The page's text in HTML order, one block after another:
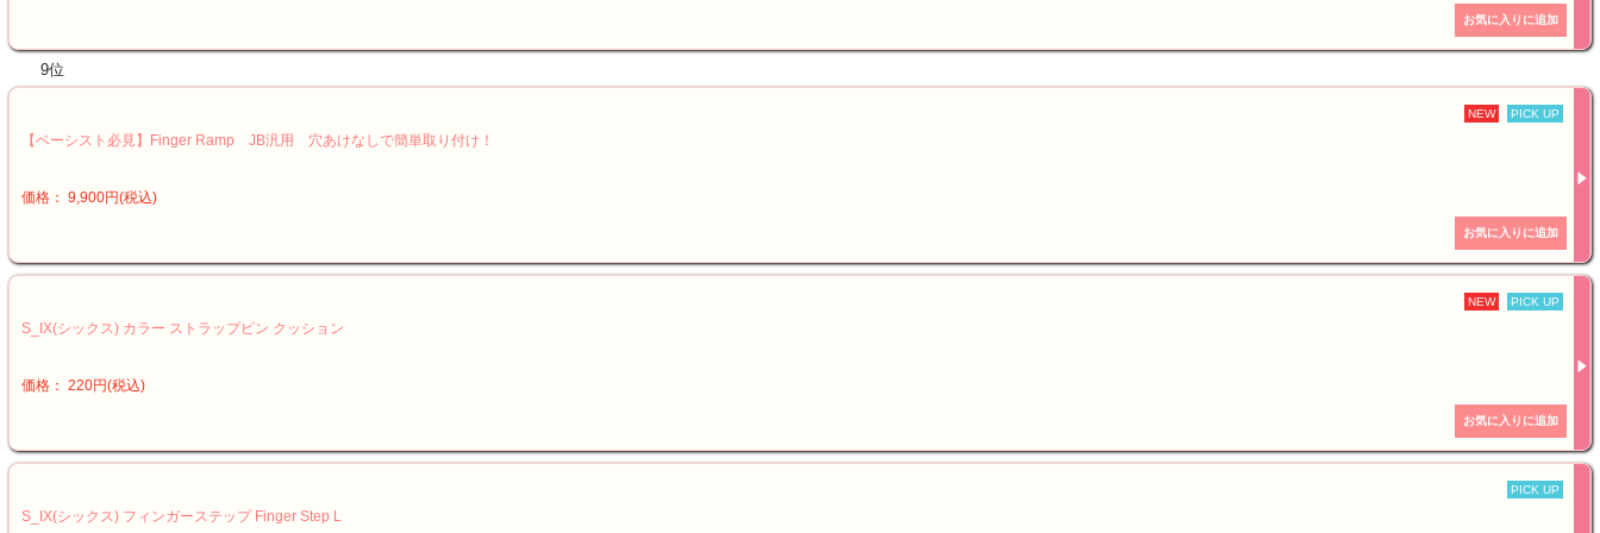
9位
NEW PICK UP
【ベーシスト必見】Finger Ramp JB汎用 穴あけなしで簡単取り付け！
価格： 9,900円(税込)
NEW PICK UP
S_IX(シックス) カラー ストラップピン クッション
価格： 220円(税込)
PICK UP
S_IX(シックス) フィンガーステップ Finger Step L